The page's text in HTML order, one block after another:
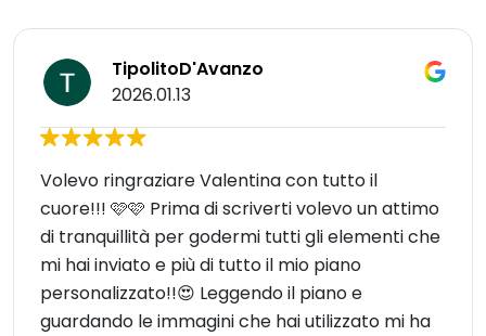
TipolitoD'Avanzo
2026.01.13
Volevo ringraziare Valentina con tutto il
cuore!!! 🩷🩷 Prima di scriverti volevo un attimo
di tranquillità per godermi tutti gli elementi che
mi hai inviato e più di tutto il mio piano
personalizzato!!😍 Leggendo il piano e
guardando le immagini che hai utilizzato mi ha